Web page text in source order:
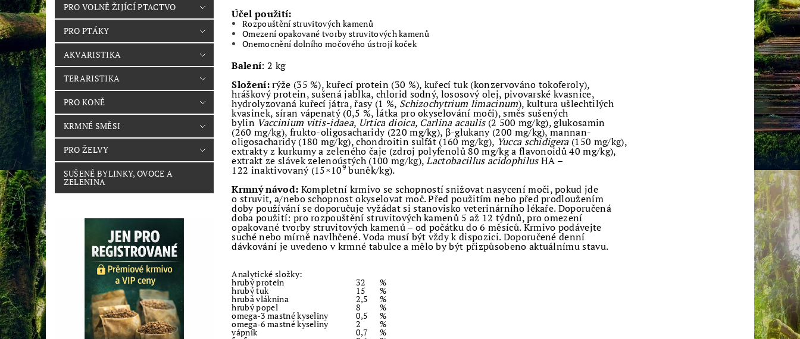
PRO VOLNĚ ŽIJÍCÍ PTACTVO
PRO PTÁKY
AKVARISTIKA
TERARISTIKA
PRO KONĚ
KRMNÉ SMĚSI
PRO ŽELVY
SUŠENÉ BYLINKY, OVOCE A
ZELENINA
Účel použití:
Rozpouštění struvitových kamenů
Omezení opakované tvorby struvitových kamenů
Onemocnění dolního močového ústrojí koček
Balení: 2 kg
Složení:rýže (35 %), kuřecí protein (30 %), kuřecí tuk (konzervováno tokoferoly),
hráškový protein, sušená jablka, chlorid sodný, lososový olej, pivovarské kvasnice,
hydrolyzovaná kuřecí játra, řasy (1 %, Schizochytrium limacinum), kultura ušlechtilých
kvasinek, síran vápenatý (0,5 %, látka pro okyselování moči), směs sušených
bylin Vaccinium vitis-idaea, Urtica dioica, Carlina acaulis (2 500 mg/kg), glukosamin
(260 mg/kg), frukto-oligosacharidy (220 mg/kg), β-glukany (200 mg/kg), mannan-
oligosacharidy (180 mg/kg), chondroitin sulfát (160 mg/kg), Yucca schidigera (150 mg/kg),
extrakty z kurkumy a zeleného čaje (zdroj polyfenolů 80 mg/kg a flavonoidů 40 mg/kg),
extrakt ze slávek zelenoústých (100 mg/kg),Lactobacillus acidophilusHA –
122 inaktivovaný (15×109 buněk/kg).
Krmný návod: Kompletní krmivo se schopností snižovat nasycení moči, pokud jde
o struvit, a/nebo schopnost okyselovat moč. Před použitím nebo před prodloužením
doby používání se doporučuje vyžádat si stanovisko veterinárního lékaře. Doporučená
doba použití: pro rozpouštění struvitových kamenů 5 až 12 týdnů, pro omezení
opakované tvorby struvitových kamenů – od počátku do 6 měsíců. Krmivo podávejte
suché nebo mírně navlhčené. Voda musí být vždy k dispozici. Doporučené denní
dávkování je uvedeno v krmné tabulce a mělo by být přizpůsobeno aktuálnímu stavu.
Analytické složky:
hrubý protein 32 %
hrubý tuk 15 %
hrubá vláknina 2,5 %
hrubý popel 8 %
omega-3 mastné kyseliny 0,5 %
omega-6 mastné kyseliny 2 %
vápník 0,7 %